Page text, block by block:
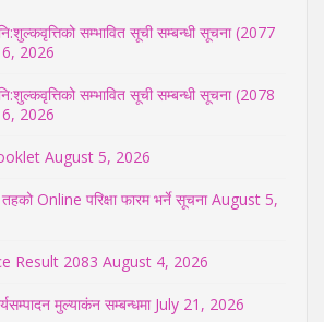
सम्भावित सूची सम्बन्धी सूचना (2077
2026
सम्भावित सूची सम्बन्धी सूचना (2078
2026
August 5, 2026
Online परिक्षा फारम भर्ने सूचना August 5,
Result 2083 August 4, 2026
मुल्याकंन सम्बन्धमा July 21, 2026